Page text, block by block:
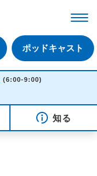
ポッドキャスト
(6:00-9:00)
知る